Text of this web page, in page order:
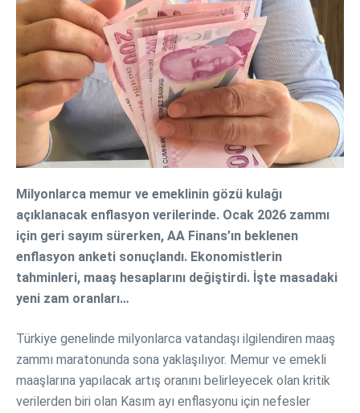
Milyonlarca memur ve emeklinin gözü kulağı
açıklanacak enflasyon verilerinde. Ocak 2026 zammı
için geri sayım sürerken, AA Finans’ın beklenen
enflasyon anketi sonuçlandı. Ekonomistlerin
tahminleri, maaş hesaplarını değiştirdi. İşte masadaki
yeni zam oranları…
Türkiye genelinde milyonlarca vatandaşı ilgilendiren maaş
zammı maratonunda sona yaklaşılıyor. Memur ve emekli
maaşlarına yapılacak artış oranını belirleyecek olan kritik
verilerden biri olan Kasım ayı enflasyonu için nefesler